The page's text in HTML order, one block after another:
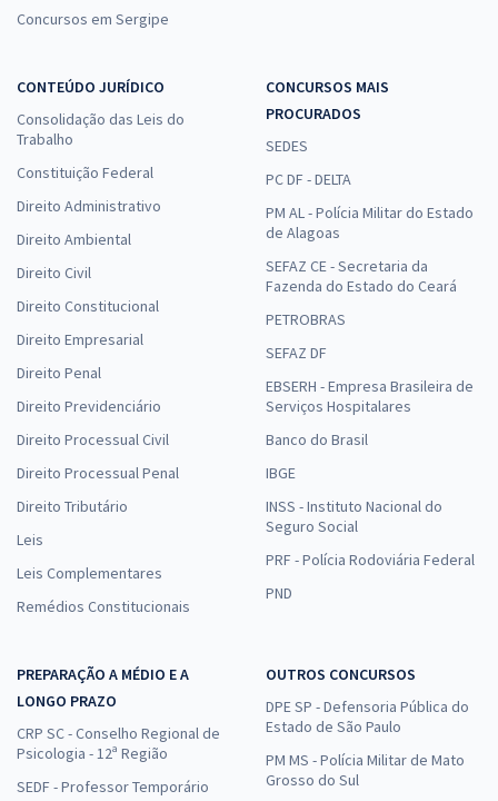
Concursos em Sergipe
CONTEÚDO JURÍDICO
Consolidação das Leis do
Trabalho
Constituição Federal
Direito Administrativo
Direito Ambiental
Direito Civil
Direito Constitucional
Direito Empresarial
Direito Penal
Direito Previdenciário
Direito Processual Civil
Direito Processual Penal
Direito Tributário
Leis
Leis Complementares
Remédios Constitucionais
CONCURSOS MAIS
PROCURADOS
SEDES
PC DF - DELTA
PM AL - Polícia Militar do Estado
de Alagoas
SEFAZ CE - Secretaria da
Fazenda do Estado do Ceará
PETROBRAS
SEFAZ DF
EBSERH - Empresa Brasileira de
Serviços Hospitalares
Banco do Brasil
IBGE
INSS - Instituto Nacional do
Seguro Social
PRF - Polícia Rodoviária Federal
PND
PREPARAÇÃO A MÉDIO E A
LONGO PRAZO
CRP SC - Conselho Regional de
Psicologia - 12ª Região
SEDF - Professor Temporário
OUTROS CONCURSOS
DPE SP - Defensoria Pública do
Estado de São Paulo
PM MS - Polícia Militar de Mato
Grosso do Sul